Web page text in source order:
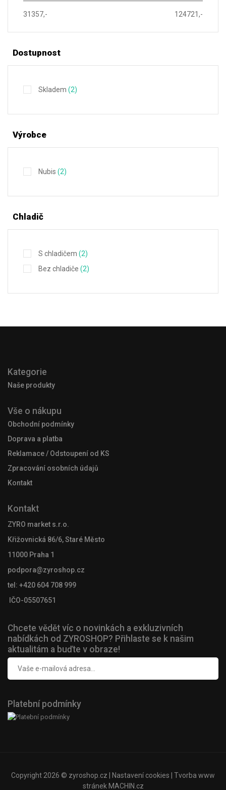
31357,- 124721,-
Dostupnost
Skladem (2)
Výrobce
Nubis (2)
Chladič
S chladičem (2)
Bez chladiče (2)
Kategorie
Naše produkty
Vše o nákupu
Obchodní podmínky
Doprava a platba
Reklamace / Odstoupení od KS
Zpracování osobních údajů
Kontakt
Kontakt
ZYRO market s.r.o.
Křižovnická 86/6, Staré Město
11000 Praha 1
podpora@zyroshop.cz
tel: +420 604 708 999
IČO-05507651
Chcete vědět víc o novinkách a exkluzivních
nabídkách od ZYROSHOP? Přihlaste se k našim
aktualitám a buďte v obraze!
Platební podmínky
Copyright 2026 © zyroshop.cz Nastavení cookies | Tvorba www
stránek MACHIN.cz